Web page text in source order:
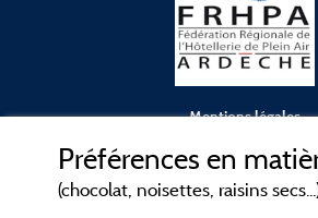
Mentions légales
Préférences en
(chocolat, noisettes, raisins